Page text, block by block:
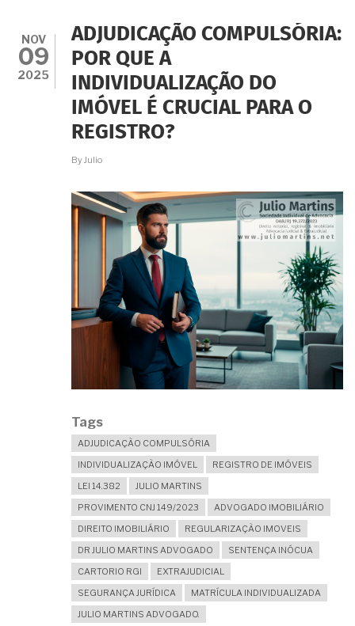
NOV
09
2025
ADJUDICAÇÃO COMPULSÓRIA:
POR QUE A
INDIVIDUALIZAÇÃO DO
IMÓVEL É CRUCIAL PARA O
REGISTRO?
By Julio
Tags
ADJUDICAÇÃO COMPULSÓRIA
INDIVIDUALIZAÇÃO IMÓVEL
REGISTRO DE IMÓVEIS
LEI 14.382
JULIO MARTINS
PROVIMENTO CNJ 149/2023
ADVOGADO IMOBILIÁRIO
DIREITO IMOBILIÁRIO
REGULARIZAÇÃO IMOVEIS
DR JULIO MARTINS ADVOGADO
SENTENÇA INÓCUA
CARTORIO RGI
EXTRAJUDICIAL
SEGURANÇA JURÍDICA
MATRÍCULA INDIVIDUALIZADA
JULIO MARTINS ADVOGADO.